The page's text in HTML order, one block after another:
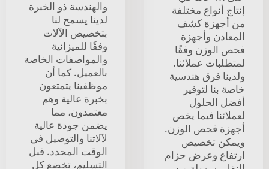
إنتاج أنواع مختلفة
من أجهزة كشف
المعادن وأجهزة
فحص الوزن وفقًا
لمتطلبات عملائنا.
ولدينا فرق هندسية
خاصة بنا لتوفير
أفضل الحلول
لعملائنا فيما يخص
أجهزة فحص الوزن.
ويمكن تخصيص
ارتفاع وعرض حزام
والهندسة ذو الخبرة
لدينا يسمح لنا
بتخصيص الآلات
وفقًا للميزانية
والمواصفات الخاصة
بالعميل. كما أن
موظفينا يتمتعون
بخبرة عالية وهم
معتمدون، مما
يضمن جودة عالية
لآلاتنا والتوصيل في
الوقت المحدد. قبل
التسليم، تخضع كل